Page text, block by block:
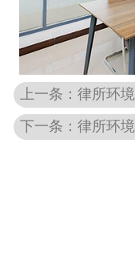
上一条：律所环境
下一条：律所环境